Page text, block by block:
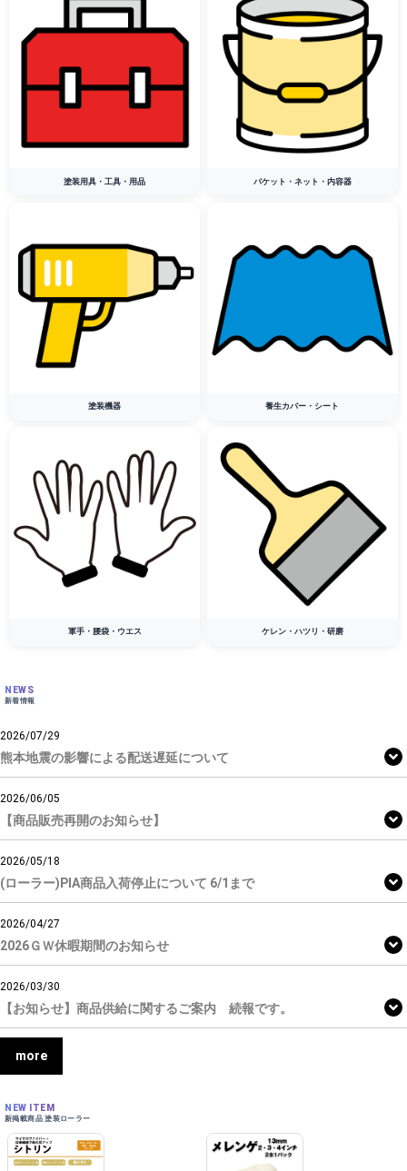
塗装用具・工具・用品 バケット・ネット・内容器
塗装機器 養生カバー・シート
軍手・腰袋・ウエス ケレン・ハツリ・研磨
NEWS
新着情報
2026/07/29
熊本地震の影響による配送遅延について
2026/06/05
【商品販売再開のお知らせ】
2026/05/18
(ローラー)PIA商品入荷停止について 6/1まで
2026/04/27
2026ＧＷ休暇期間のお知らせ
2026/03/30
【お知らせ】商品供給に関するご案内 続報です。
more
NEW ITEM
新掲載商品 塗装ローラー